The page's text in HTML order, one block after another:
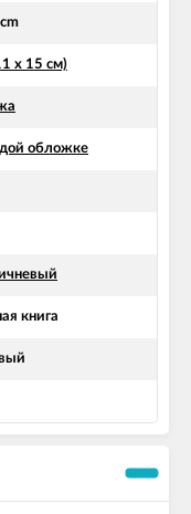
х 15 см)
обложке
книга